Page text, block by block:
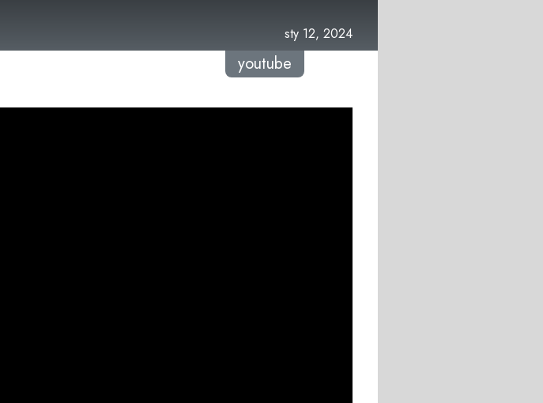
sty 12, 2024
youtube